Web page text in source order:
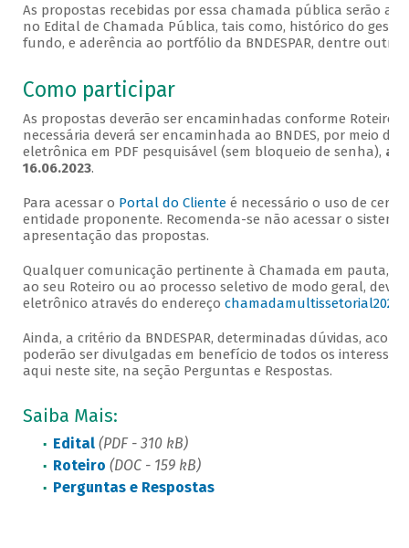
As propostas recebidas por essa chamada pública serão
no Edital de Chamada Pública, tais como, histórico do
fundo, e aderência ao portfólio da BNDESPAR, dentre outros.
Como participar
As propostas deverão ser encaminhadas conforme Roteiro
necessária deverá ser encaminhada ao BNDES, por meio do
eletrônica em PDF pesquisável (sem bloqueio de senha), a
16.06.2023.
Para acessar o Portal do Clienteé necessário o uso de
entidade proponente. Recomenda-se não acessar o
apresentação das propostas.
Qualquer comunicação pertinente à Chamada em pauta,
ao seu Roteiro ou ao processo seletivo de modo geral,
eletrônico através do endereço
Ainda, a critério da BNDESPAR, determinadas dúvidas,
poderão ser divulgadas em benefício de todos os
aqui neste site, na seção Perguntas e Respostas.
Saiba Mais:
Edital (PDF - 310 kB)
Roteiro (DOC - 159 kB)
Perguntas e Respostas